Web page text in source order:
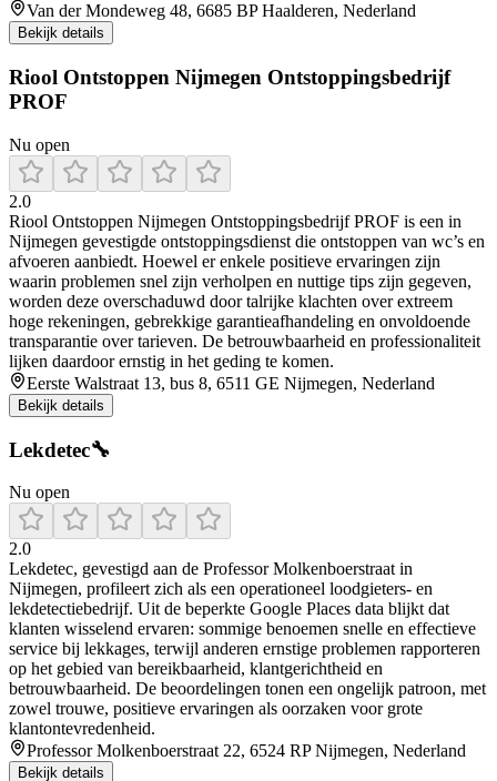
Van der Mondeweg 48, 6685 BP Haalderen, Nederland
Bekijk details
Riool Ontstoppen Nijmegen Ontstoppingsbedrijf
PROF
Nu open
2.0
Riool Ontstoppen Nijmegen Ontstoppingsbedrijf PROF is een in
Nijmegen gevestigde ontstoppingsdienst die ontstoppen van wc’s en
afvoeren aanbiedt. Hoewel er enkele positieve ervaringen zijn
waarin problemen snel zijn verholpen en nuttige tips zijn gegeven,
worden deze overschaduwd door talrijke klachten over extreem
hoge rekeningen, gebrekkige garantieafhandeling en onvoldoende
transparantie over tarieven. De betrouwbaarheid en professionaliteit
lijken daardoor ernstig in het geding te komen.
Eerste Walstraat 13, bus 8, 6511 GE Nijmegen, Nederland
Bekijk details
Lekdetec🔧
Nu open
2.0
Lekdetec, gevestigd aan de Professor Molkenboerstraat in
Nijmegen, profileert zich als een operationeel loodgieters- en
lekdetectiebedrijf. Uit de beperkte Google Places data blijkt dat
klanten wisselend ervaren: sommige benoemen snelle en effectieve
service bij lekkages, terwijl anderen ernstige problemen rapporteren
op het gebied van bereikbaarheid, klantgerichtheid en
betrouwbaarheid. De beoordelingen tonen een ongelijk patroon, met
zowel trouwe, positieve ervaringen als oorzaken voor grote
klantontevredenheid.
Professor Molkenboerstraat 22, 6524 RP Nijmegen, Nederland
Bekijk details